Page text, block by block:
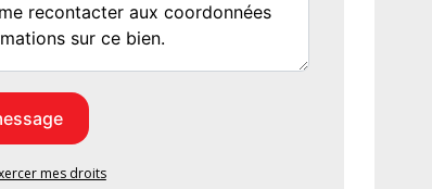
espaces verts à proximité, tandis que les
pour les familles.
mes droits